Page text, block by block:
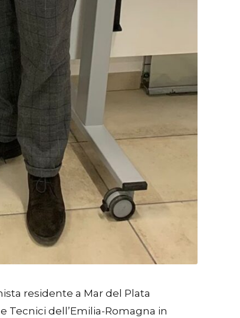
residente a Mar del Plata
Tecnici dell’Emilia-Romagna in